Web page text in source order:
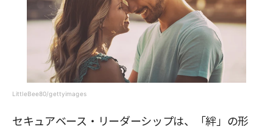
LittleBee80/gettyimages
セキュアベース・リーダーシップは、「絆」の形